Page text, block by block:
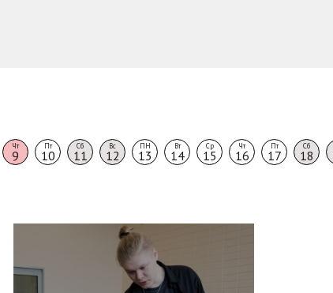
Чт
9
Пт
10
Сб
11
Вс
12
ПН
13
Вт
14
Ср
15
Чт
16
Пт
17
Сб
18